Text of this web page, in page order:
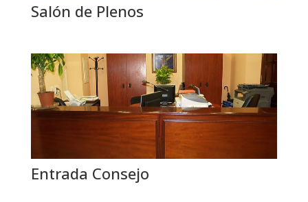
Salón de Plenos
Entrada Consejo